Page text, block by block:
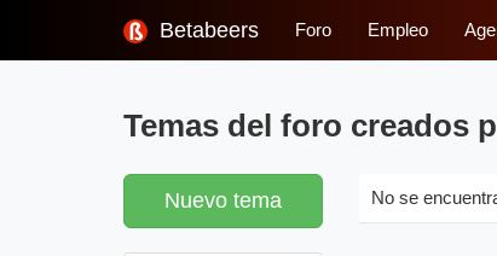
Betabeers Foro Empleo
Temas del foro creados
Nuevo tema No se